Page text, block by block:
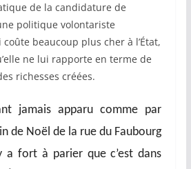
de la candidature de
politique volontariste
beaucoup plus cher à l’État,
ne lui rapporte en terme de
richesses créées.
jamais apparu comme par
de Noël de la rue du Faubourg
a fort à parier que c’est dans